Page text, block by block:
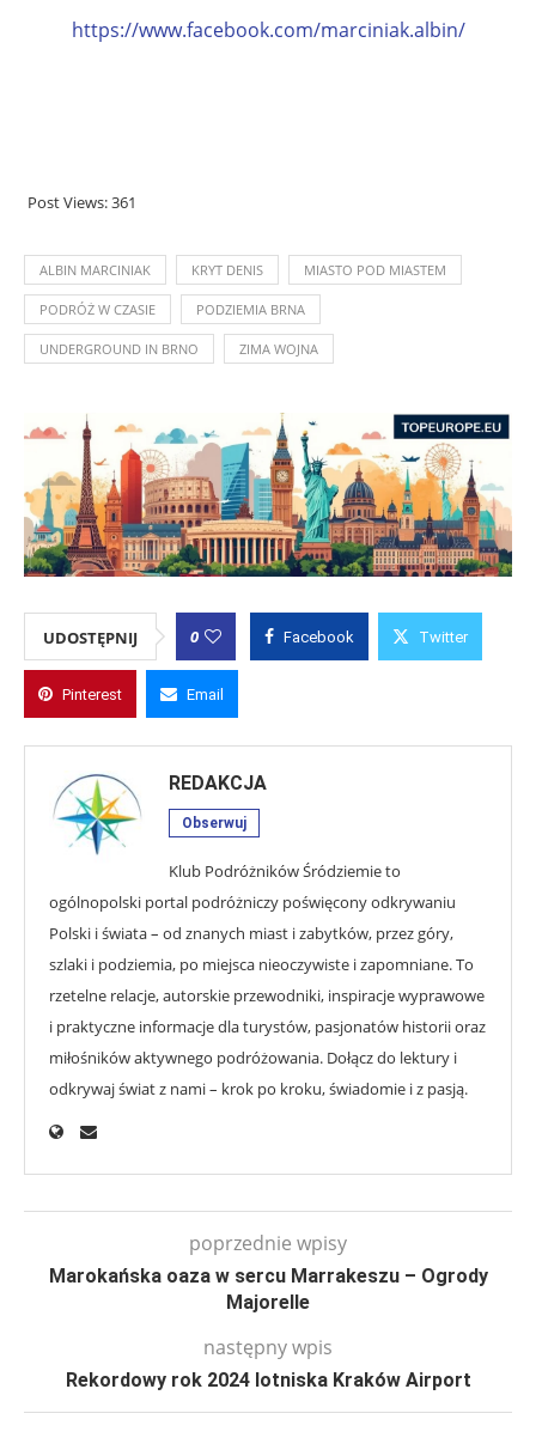
https://www.facebook.com/marciniak.albin/
Post Views:361
ALBIN MARCINIAK KRYT DENIS MIASTO POD MIASTEM
PODRÓŻ W CZASIE PODZIEMIA BRNA
UNDERGROUND IN BRNO ZIMA WOJNA
UDOSTĘPNIJ 0 Facebook Twitter
Pinterest Email
REDAKCJA
Obserwuj
Klub Podróżników Śródziemie to
ogólnopolski portal podróżniczy poświęcony odkrywaniu
Polski i świata – od znanych miast i zabytków, przez góry,
szlaki i podziemia, po miejsca nieoczywiste i zapomniane. To
rzetelne relacje, autorskie przewodniki, inspiracje wyprawowe
i praktyczne informacje dla turystów, pasjonatów historii oraz
miłośników aktywnego podróżowania. Dołącz do lektury i
odkrywaj świat z nami – krok po kroku, świadomie i z pasją.
poprzednie wpisy
Marokańska oaza w sercu Marrakeszu – Ogrody
Majorelle
następny wpis
Rekordowy rok 2024 lotniska Kraków Airport